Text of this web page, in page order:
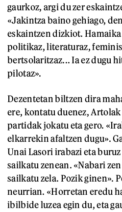
gaurkoz, argi du zer
«Jakintza baino gehiago,
eskaintzen dizkiot.
politikaz, literaturaz,
bertsolaritzaz... Ia ez dugu
pilotaz».
Dezentetan biltzen dira
ere, kontatu duenez,
partidak jokatu eta gero.
elkarrekin afaltzen dugu».
Unai Lasori irabazi eta
sailkatu zenean. «Nabari
sailkatu zela. Pozik ginen».
neurrian. «Horretan eredu
ibilbide luzea egin du, eta